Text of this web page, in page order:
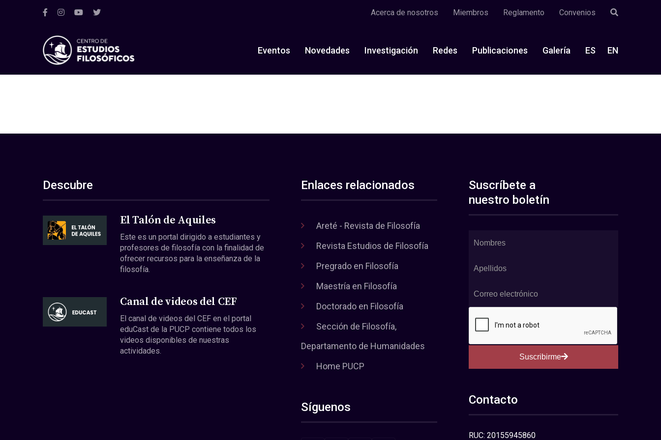
Acerca de nosotros Miembros Reglamento Convenios
Eventos Novedades Investigación Redes Publicaciones Galería ES EN
Descubre
El Talón de Aquiles
Este es un portal dirigido a estudiantes y
profesores de filosofía con la finalidad de
ofrecer recursos para la enseñanza de la
filosofía.
Canal de videos del CEF
El canal de videos del CEF en el portal
eduCast de la PUCP contiene todos los
videos disponibles de nuestras
actividades.
Enlaces relacionados
Areté - Revista de Filosofía
Revista Estudios de Filosofía
Pregrado en Filosofía
Maestría en Filosofía
Doctorado en Filosofía
Sección de Filosofía,
Departamento de Humanidades
Home PUCP
Síguenos
Suscríbete a
nuestro boletín
Suscribirme
Contacto
RUC: 20155945860